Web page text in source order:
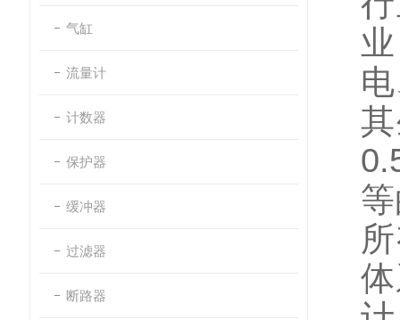
气缸
流量计
计数器
保护器
缓冲器
过滤器
断路器